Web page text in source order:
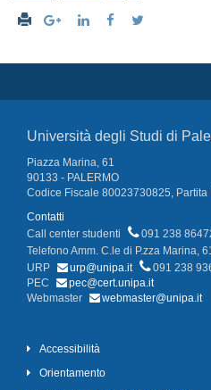
Università degli Studi di
Piazza Marina, 61
90133 - PALERMO
Codice Fiscale 80023730825, Partita
Contatti
Call center studenti
091 238
Telefono Amm. C.le di P.zza Marina,
URP
urp@unipa.it
091 238
PEC
pec@cert.unipa.it
Webmaster
webmaster@unipa.it
Accessibilità
Orientamento